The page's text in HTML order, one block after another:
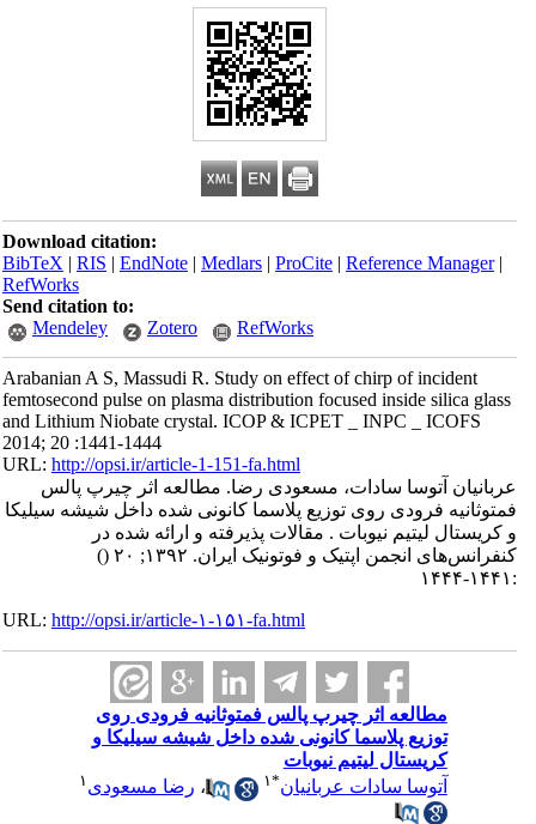
Download citation:
BibTeX|RIS|EndNote|Medlars|ProCite|Reference Manager
RefWorks
Send citation to:
Mendeley
Zotero RefWorks
Arabanian A S, Massudi R. Study on effect of chirp of incident
femtosecond pulse on plasma distribution focused inside silica glass
and Lithium Niobate crystal. ICOP & ICPET _ INPC _ ICOFS
2014; 20 :1441-1444
URL:http://opsi.ir/article-1-151-fa.html
عربانیان آتوسا سادات، مسعودی رضا. مطالعه اثر چیرپ پالس
فمتوثانیه فرودی روی توزیع پلاسما کانونی شده داخل شیشه سیلیکا
و کریستال لیتیم نیوبات . مقالات پذیرفته و ارائه شده در
کنفرانس‌های انجمن اپتیک و فوتونیک ایران. ۱۳۹۲; ۲۰
()
URL:http://opsi.ir/article-۱-۱۵۱-fa.html
مطالعه اثر چیرپ پالس فمتوثانیه فرودی روی
توزیع پلاسما کانونی شده داخل شیشه سیلیکا و
کریستال لیتیم نیوبات
آتوسا سادات عربانیان *۱ ،رضا مسعودی۱